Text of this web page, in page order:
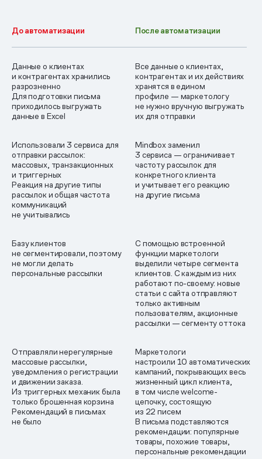
До автоматизации После автоматизации
Данные о клиентах
и контрагентах хранились
разрозненно
Для подготовки письма
приходилось выгружать
данные в Excel
Все данные о клиентах,
контрагентах и их действиях
хранятся в едином
профиле — маркетологу
не нужно вручную выгружать
их для отправки
Использовали 3 сервиса для
отправки рассылок:
массовых, транзакционных
и триггерных
Реакция на другие типы
рассылок и общая частота
коммуникаций
не учитывались
Mindbox заменил
3 сервиса — ограничивает
частоту рассылок для
конкретного клиента
и учитывает его реакцию
на другие письма
Базу клиентов
не сегментировали, поэтому
не могли делать
персональные рассылки
С помощью встроенной
функции маркетологи
выделили четыре сегмента
клиентов. С каждым из них
работают по-своему: новые
статьи с сайта отправляют
только активным
пользователям, акционные
рассылки — сегменту оттока
Отправляли нерегулярные
массовые рассылки,
уведомления о регистрации
и движении заказа.
Из триггерных механик была
только брошенная корзина
Рекомендаций в письмах
не было
Маркетологи
настроили 10 автоматических
кампаний, покрывающих весь
жизненный цикл клиента,
в том числе welcome-
цепочку, состоящую
из 22 писем
В письма подставляются
рекомендации: популярные
товары, похожие товары,
персональные рекомендации